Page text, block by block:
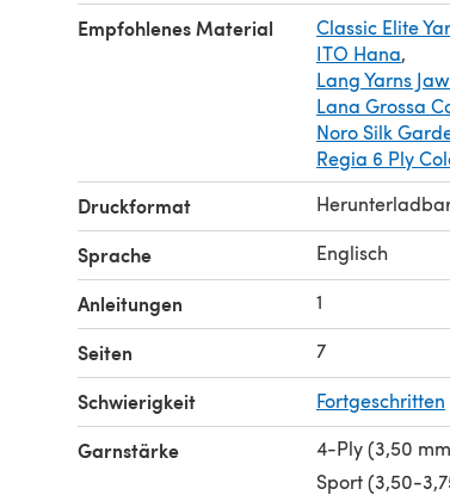
Empfohlenes Material Classic Elite
ITO Hana,
Lang Yarns
Lana Grossa
Noro Silk
Regia 6 Ply
Druckformat
Sprache Englisch
Anleitungen 1
Seiten 7
Schwierigkeit Fortgeschritten
Garnstärke
4-Ply (3,50
Sport (3,50-